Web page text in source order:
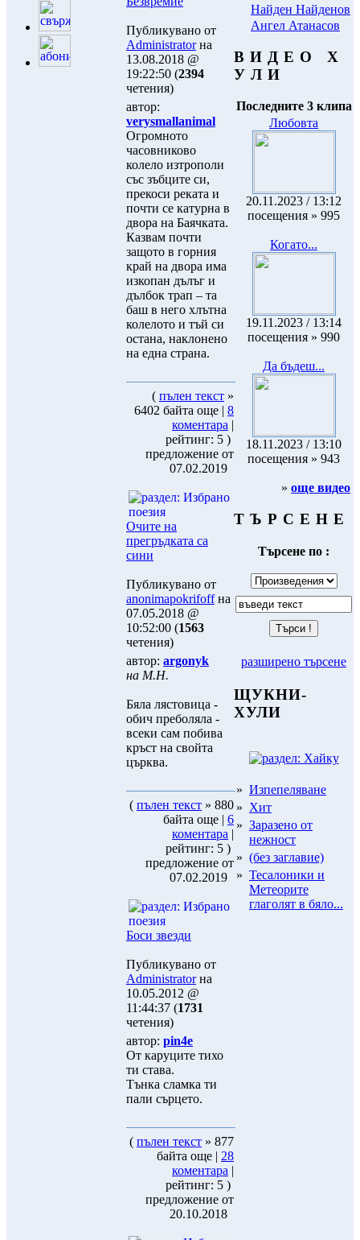
Публикувано от
Administratorна
13.08.2018 @
19:22:50 (2394
четения)
автор:
verysmallanimal
Огромното
часовниково
колело изтрополи
със зъбците си,
прекоси реката и
почти се катурна в
двора на Баячката.
Казвам почти
защото в горния
край на двора има
изкопан дълъг и
дълбок трап – та
баш в него хлътна
колелото и тъй си
остана, наклонено
на една страна.
( пълен текст »
6402 байта още | 8
коментара |
рейтинг: 5 )
предложение от
07.02.2019
Очите на
прегръдката са
сини
Публикувано от
anonimapokrifoffна
07.05.2018 @
10:52:00 (1563
четения)
автор: argonyk
на М.Н.
Бяла лястовица -
обич преболяла -
всеки сам побива
кръст на свойта
църква.
( пълен текст » 880
байта още | 6
коментара |
рейтинг: 5 )
предложение от
07.02.2019
Боси звезди
Публикувано от
Administratorна
10.05.2012 @
11:44:37 (1731
четения)
автор: pin4e
От каруците тихо
ти става.
Тънка сламка ти
пали сърцето.
( пълен текст » 877
байта още | 28
коментара |
рейтинг: 5 )
предложение от
20.10.2018
Найден Найденов
Ангел Атанасов
В И Д Е О Х
У Л И
Последните 3 клипа
Любовта
20.11.2023 / 13:12
посещения » 995
Когато...
19.11.2023 / 13:14
посещения » 990
Да бъдеш...
18.11.2023 / 13:10
посещения » 943
» още видео
Т Ъ Р С Е Н Е
Търсене по :
разширено търсене
ЩУКНИ-
ХУЛИ
» Изпепеляване
» Хит
» Заразено от
нежност
» (без заглавие)
» Тесалоники и
Метеорите
глаголят в бяло...